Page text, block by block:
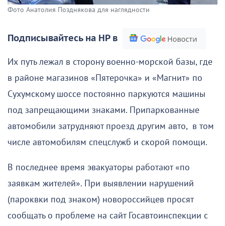
Фото Анатолия Позднякова для наглядности
Подписывайтесь на НР в
Их путь лежал в сторону военно-морской базы, где
в районе магазинов «Пятерочка» и «Магнит» по
Сухумскому шоссе постоянно паркуются машины
под запрещающими знаками. Припаркованные
автомобили затрудняют проезд другим авто, в том
числе автомобилям спецслужб и скорой помощи.
В последнее время эвакуаторы работают «по
заявкам жителей». При выявлении нарушений
(пароквки под знаком) новороссийцев просят
сообщать о проблеме на сайт Госавтоинспекции с